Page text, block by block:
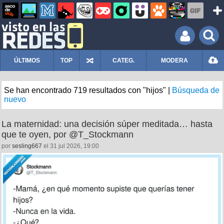
ÚLTIMOS TOP CATEG. MODERA
Se han encontrado 719 resultados con "hijos" |
Búsqueda de
nuevo
La maternidad: una decisión súper meditada… hasta
que te oyen, por @T_Stockmann
por sesling667 el 31 jul 2026, 19:00